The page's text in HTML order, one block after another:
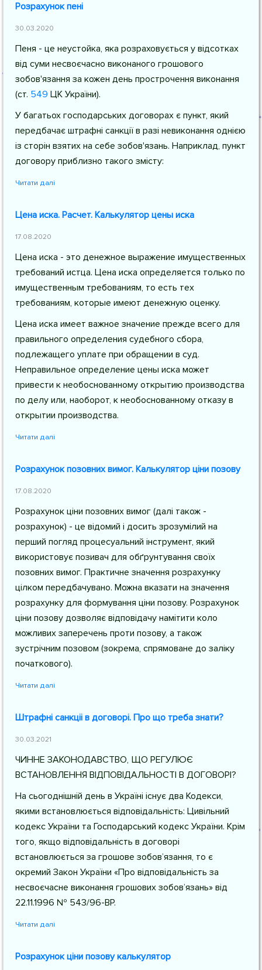
Розрахунок пені
30.03.2020
Пеня - це неустойка, яка розраховується у відсотках
від суми несвоєчасно виконаного грошового
зобов'язання за кожен день прострочення виконання
(ст. 549 ЦК України).
У багатьох господарських договорах є пункт, який
передбачає штрафні санкції в разі невиконання однією
із сторін взятих на себе зобов'язань. Наприклад, пункт
договору приблизно такого змісту:
Читати далі
Цена иска. Расчет. Калькулятор цены иска
17.08.2020
Цена иска - это денежное выражение имущественных
требований истца. Цена иска определяется только по
имущественным требованиям, то есть тех
требованиям, которые имеют денежную оценку.
Цена иска имеет важное значение прежде всего для
правильного определения судебного сбора,
подлежащего уплате при обращении в суд.
Неправильное определение цены иска может
привести к необоснованному открытию производства
по делу или, наоборот, к необоснованному отказу в
открытии производства.
Читати далі
Розрахунок позовних вимог. Калькулятор ціни позову
17.08.2020
Розрахунок ціни позовних вимог (далі також -
розрахунок) - це відомий і досить зрозумілий на
перший погляд процесуальний інструмент, який
використовує позивач для обґрунтування своїх
позовних вимог. Практичне значення розрахунку
цілком передбачувано. Можна вказати на значення
розрахунку для формування ціни позову. Розрахунок
ціни позову дозволяє відповідачу намітити коло
можливих заперечень проти позову, а також
зустрічним позовом (зокрема, спрямоване до заліку
початкового).
Читати далі
Штрафні санкціі в договорі. Про що треба знати?
30.03.2021
ЧИННЕ ЗАКОНОДАВСТВО, ЩО РЕГУЛЮЄ
ВСТАНОВЛЕННЯ ВІДПОВІДАЛЬНОСТІ В ДОГОВОРІ?
На сьогоднішній день в Україні існує два Кодекси,
якими встановлюється відповідальність: Цивільний
кодекс України та Господарський кодекс України. Крім
того, якщо відповідальність в договорі
встановлюється за грошове зобов’язання, то є
окремий Закон України «Про відповідальність за
несвоєчасне виконання грошових зобов’язань» від
22.11.1996 № 543/96-ВР.
Читати далі
Розрахунок ціни позову калькулятор